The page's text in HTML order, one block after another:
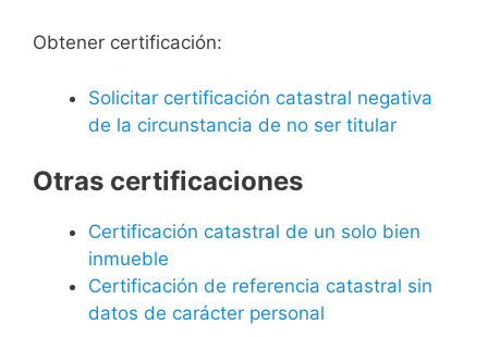
Obtener certificación:
Solicitar certificación catastral negativa
de la circunstancia de no ser titular
Otras certificaciones
Certificación catastral de un solo bien
inmueble
Certificación de referencia catastral sin
datos de carácter personal